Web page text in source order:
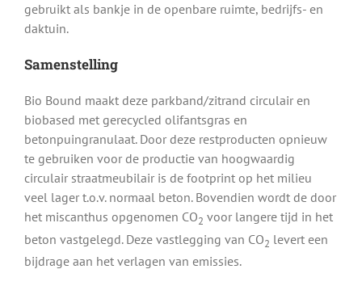
gebruikt als bankje in de openbare ruimte, bedrijfs- en
daktuin.
Samenstelling
Bio Bound maakt deze parkband/zitrand circulair en
biobased met gerecycled olifantsgras en
betonpuingranulaat. Door deze restproducten opnieuw
te gebruiken voor de productie van hoogwaardig
circulair straatmeubilair is de footprint op het milieu
veel lager t.o.v. normaal beton. Bovendien wordt de door
het miscanthus opgenomen CO2 voor langere tijd in het
beton vastgelegd. Deze vastlegging van CO2 levert een
bijdrage aan het verlagen van emissies.